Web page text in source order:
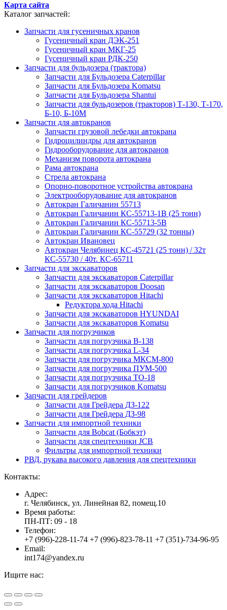
Карта сайта
Каталог запчастей:
Запчасти для гусеничных кранов
Гусеничный кран ДЭК-251
Гусеничный кран МКГ-25
Гусеничный кран РДК-250
Запчасти для бульдозера (трактора)
Запчасти для Бульдозера Caterpillar
Запчасти для Бульдозера Komatsu
Запчасти для Бульдозера Shantui
Запчасти для бульдозеров (тракторов) Т-130, Т-170,
Б-10, Б-10М
Запчасти для автокранов
Запчасти грузовой лебедки автокрана
Гидроцилиндры для автокранов
Гидрооборудование для автокранов
Механизм поворота автокрана
Рама автокрана
Стрела автокрана
Опорно-поворотное устройства автокрана
Электрооборудование для автокранов
Автокран Галичанин 55713
Автокран Галичанин КС-55713-1В (25 тонн)
Автокран Галичанин КС-55713-5В
Автокран Галичанин КС-55729 (32 тонны)
Автокран Ивановец
Автокран Челябинец КС-45721 (25 тонн) / 32т
КС-55730 / 40т. КС-65711
Запчасти для экскаваторов
Запчасти для экскаваторов Caterpillar
Запчасти для экскаваторов Doosan
Запчасти для экскаваторов Hitachi
Редуктора хода Hitachi
Запчасти для экскаваторов HYUNDAI
Запчасти для экскаваторов Komatsu
Запчасти для погрузчиков
Запчасти для погрузчика B-138
Запчасти для погрузчика L-34
Запчасти для погрузчика МКСМ-800
Запчасти для погрузчика ПУМ-500
Запчасти для погрузчика ТО-18
Запчасти для погрузчиков Komatsu
Запчасти для грейдеров
Запчасти для Грейдера ДЗ-122
Запчасти для Грейдера ДЗ-98
Запчасти для импортной техники
Запчасти для Bobcat (Бобкэт)
Запчасти для спецтехники JCB
Фильтры для импортной техники
РВД, рукава высокого давления для спецтехники
Контакты:
Адрес:
г. Челябинск, ул. Линейная 82, помещ.10
Время работы:
ПН-ПТ: 09 - 18
Телефон:
+7 (996)-228-11-74 +7 (996)-823-78-11 +7 (351)-734-96-95
Email:
int174@yandex.ru
Ищите нас:
Страница
YouTube
Страница
Viber
Страница
WhatsApp
Вверх